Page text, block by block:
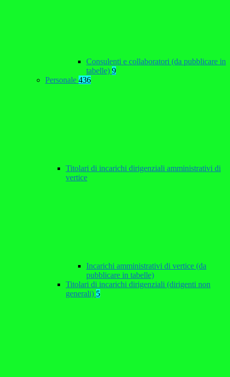
Consulenti e collaboratori (da pubblicare in
tabelle) 9
Personale 436
Titolari di incarichi dirigenziali amministrativi di
vertice
Incarichi amministrativi di vertice (da
pubblicare in tabelle)
Titolari di incarichi dirigenziali (dirigenti non
generali) 5